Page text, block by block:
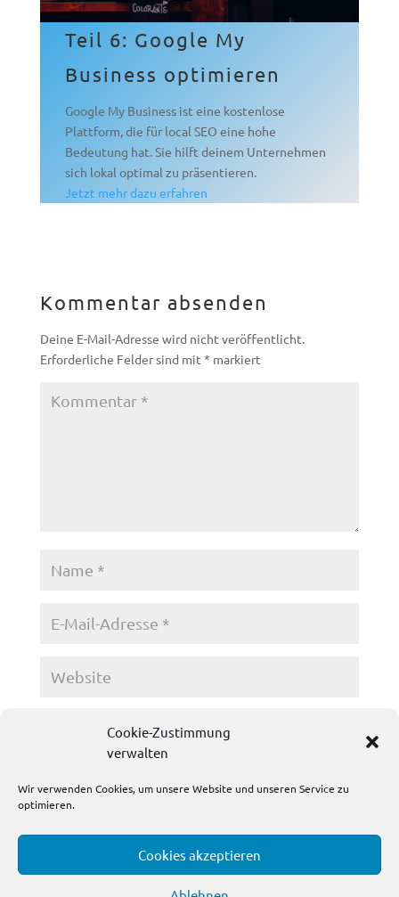
Cookie-Zustimmung
verwalten
Wir verwenden Cookies, um unsere Website und unseren Service zu
optimieren.
Cookies akzeptieren
Teil 6: Google My
Business optimieren
Google My Business ist eine kostenlose
Plattform, die für local SEO eine hohe
Bedeutung hat. Sie hilft deinem Unternehmen
sich lokal optimal zu präsentieren.
Jetzt mehr dazu erfahren
Kommentar absenden
Deine E-Mail-Adresse wird nicht veröffentlicht.
Erforderliche Felder sind mit * markiert
Browser für meinen nächsten Kommentar speichern.